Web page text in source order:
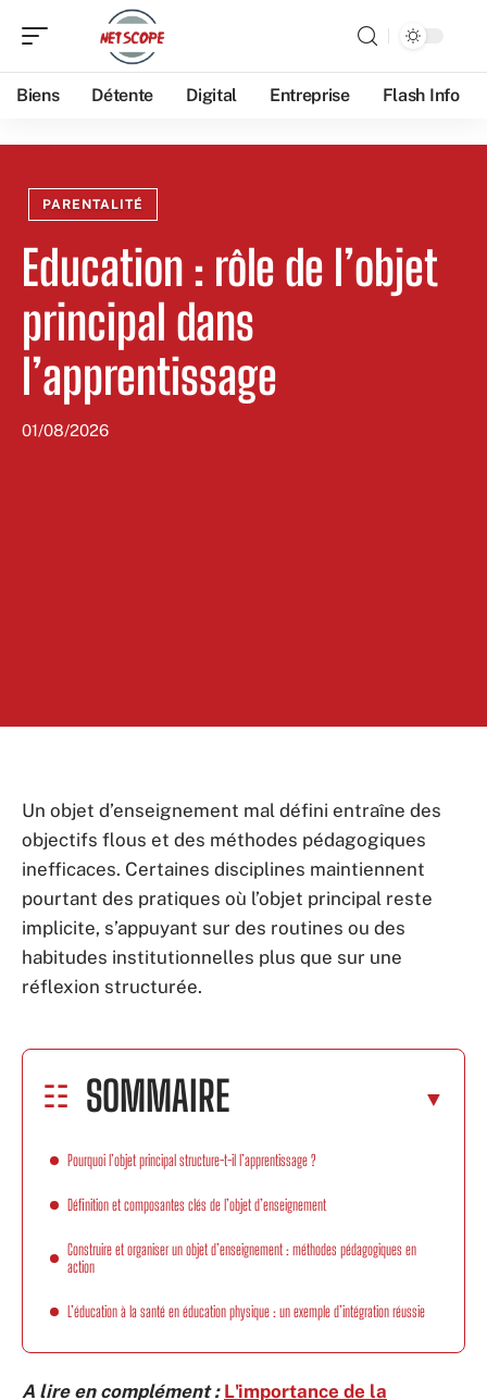
Biens Détente Digital Entreprise Flash Info
PARENTALITÉ
Education : rôle de l’objet
principal dans
l’apprentissage
01/08/2026
Un objet d’enseignement mal défini entraîne des
objectifs flous et des méthodes pédagogiques
inefficaces. Certaines disciplines maintiennent
pourtant des pratiques où l’objet principal reste
implicite, s’appuyant sur des routines ou des
habitudes institutionnelles plus que sur une
réflexion structurée.
SOMMAIRE
Pourquoi l’objet principal structure-t-il l’apprentissage ?
Définition et composantes clés de l’objet d’enseignement
Construire et organiser un objet d’enseignement : méthodes pédagogiques en
action
L’éducation à la santé en éducation physique : un exemple d’intégration réussie
A lire en complément : L'importance de la